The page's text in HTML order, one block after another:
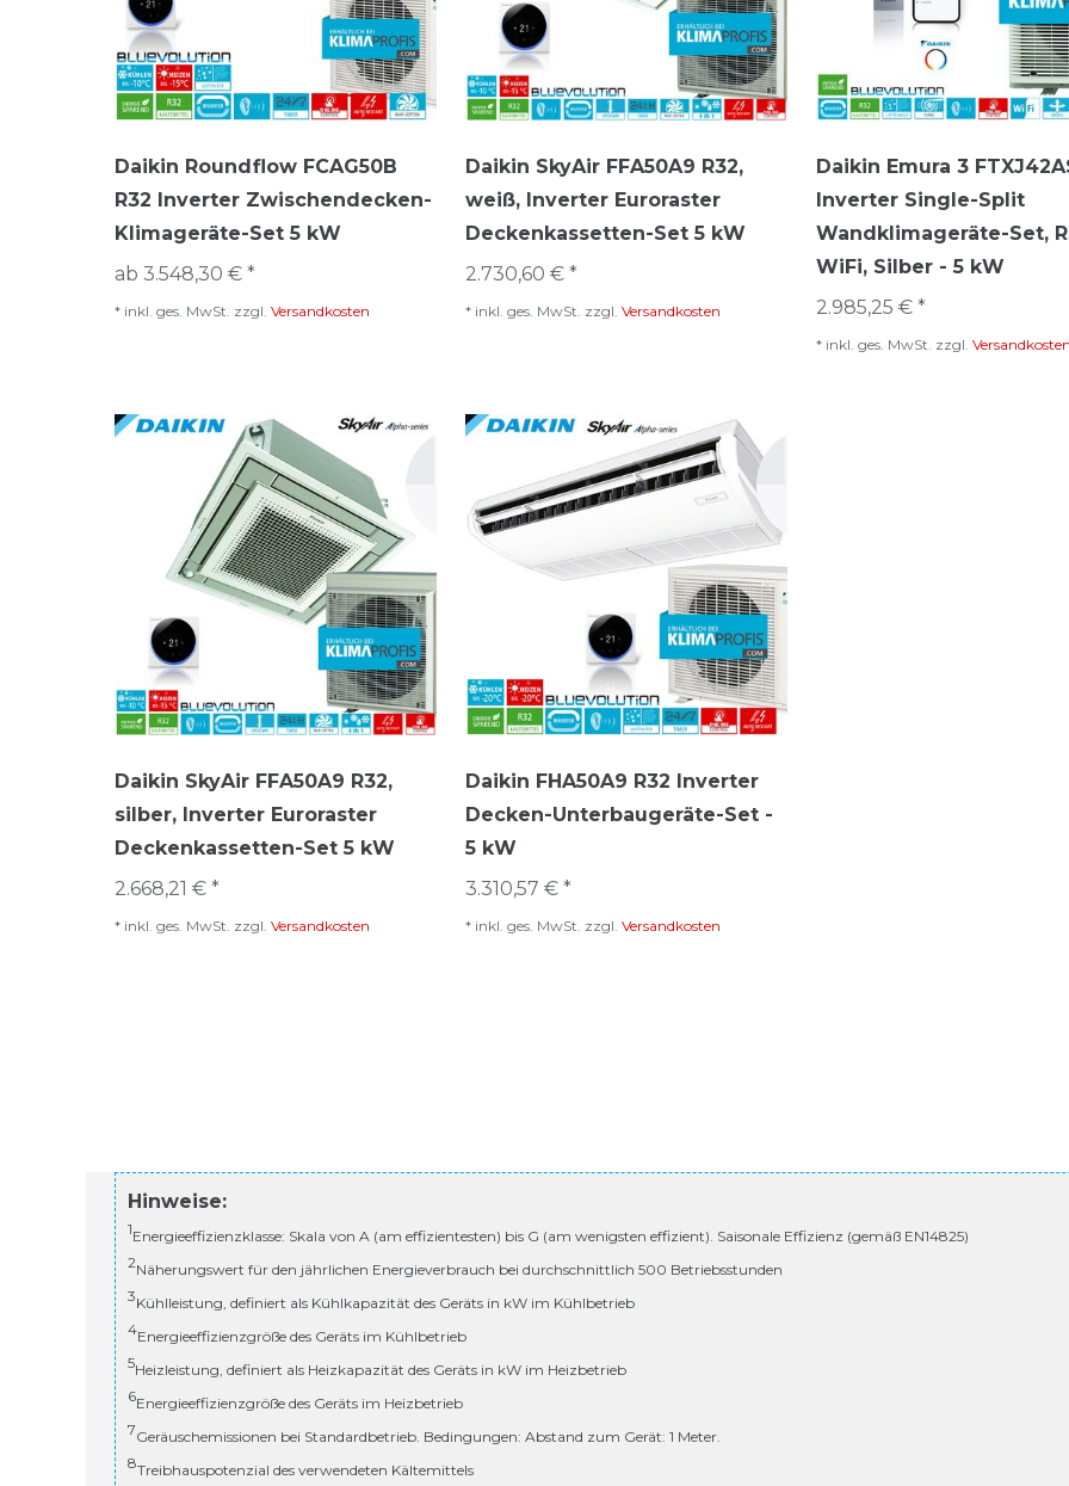
Daikin Roundflow FCAG50B
R32 Inverter Zwischendecken-
Klimageräte-Set 5 kW
ab 3.548,30 € *
* inkl. ges. MwSt. zzgl. Versandkosten
Daikin SkyAir FFA50A9 R32,
weiß, Inverter Euroraster
Deckenkassetten-Set 5 kW
2.730,60 € *
* inkl. ges. MwSt. zzgl. Versandkosten
Daikin Emura 3
Inverter Single-Split
Wandklimageräte-Set,
WiFi, Silber - 5 kW
2.985,25 € *
* inkl. ges. MwSt. zzgl.
Daikin SkyAir FFA50A9 R32,
silber, Inverter Euroraster
Deckenkassetten-Set 5 kW
2.668,21 € *
* inkl. ges. MwSt. zzgl. Versandkosten
Daikin FHA50A9 R32 Inverter
Decken-Unterbaugeräte-Set -
5 kW
3.310,57 € *
* inkl. ges. MwSt. zzgl. Versandkosten
Hinweise:
1Energieeffizienzklasse: Skala von A (am effizientesten) bis G (am wenigsten effizient). Saisonale Effizienz (gemäß EN14825)
2Näherungswert für den jährlichen Energieverbrauch bei durchschnittlich 500 Betriebsstunden
3Kühlleistung, definiert als Kühlkapazität des Geräts in kW im Kühlbetrieb
4Energieeffizienzgröße des Geräts im Kühlbetrieb
5Heizleistung, definiert als Heizkapazität des Geräts in kW im Heizbetrieb
6Energieeffizienzgröße des Geräts im Heizbetrieb
7Geräuschemissionen bei Standardbetrieb. Bedingungen: Abstand zum Gerät: 1 Meter.
8Treibhauspotenzial des verwendeten Kältemittels